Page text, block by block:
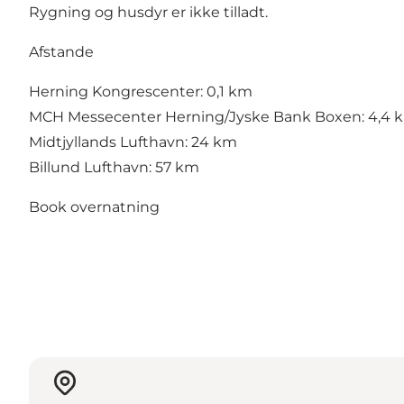
Rygning og husdyr er ikke tilladt.
Afstande
Herning Kongrescenter: 0,1 km
MCH Messecenter Herning/Jyske Bank Boxen: 4,4
Midtjyllands Lufthavn: 24 km
Billund Lufthavn: 57 km
Book overnatning